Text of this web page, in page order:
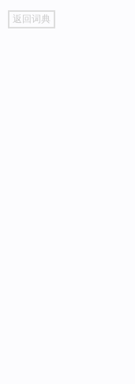
go
top
返回词典